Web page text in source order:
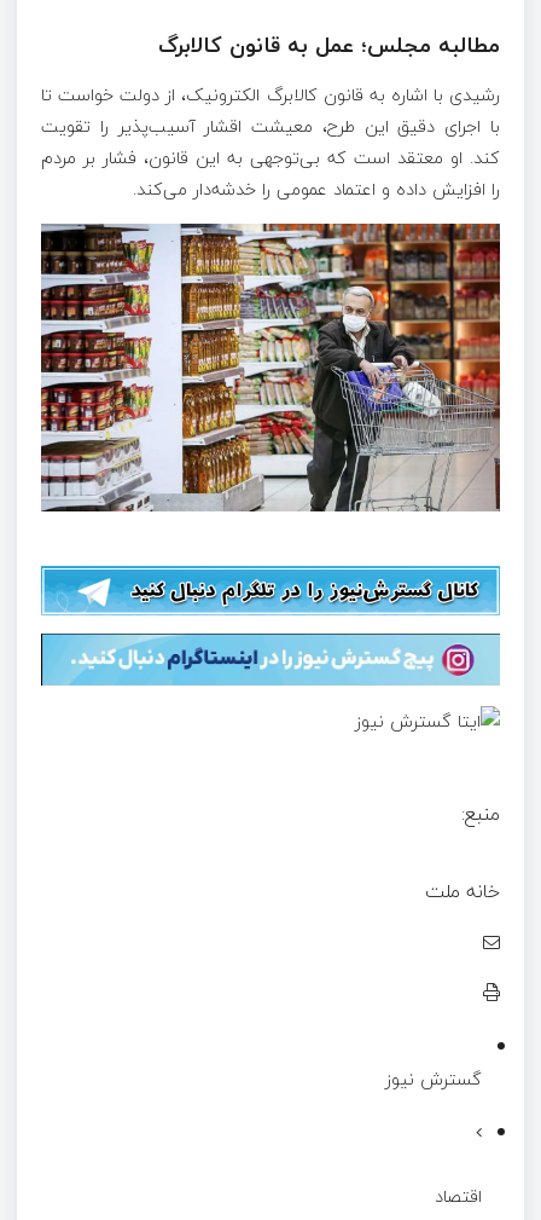
مطالبه مجلس؛ عمل به قانون کالابرگ
رشیدی با اشاره به قانون کالابرگ الکترونیک، از دولت خواست تا
با اجرای دقیق این طرح، معیشت اقشار آسیب‌پذیر را تقویت
کند. او معتقد است که بی‌توجهی به این قانون، فشار بر مردم
را افزایش داده و اعتماد عمومی را خدشه‌دار می‌کند.
منبع:
خانه ملت
گسترش نیوز
اقتصاد